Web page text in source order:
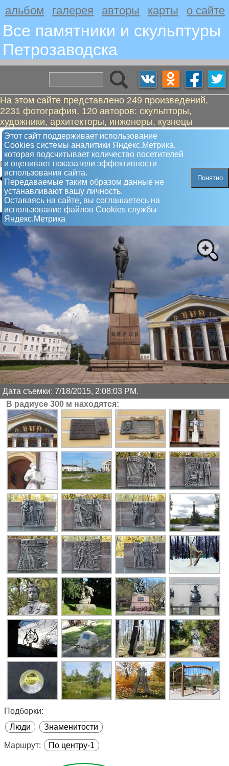
альбом галерея авторы карты о сайте
Все памятники и скульптуры
Петрозаводскa
На этом сайте представлено 249 произведений,
2231 фотография. 120 авторов: скульпторы,
художники, архитекторы, инженеры, кузнецы
Этот сайт поддерживает использование
Сookies системы аналитики Яндекс.Метрика,
которая подсчитывает количество посетителей
и оценивает показатели эффективности
использования сайта.
Передаваемые таким образом данные не
устанавливают вашу личность.
Оставаясь на сайте, вы соглашаетесь на
использование файлов Сookies службы
Яндекс.Метрика
Понятно
Киров Сергей Миронович в полный
рост
Памятник
Дата съемки: 7/18/2015, 2:08:03 PM.
В радиусе 300 м находятся:
Подборки:
Люди
Знаменитости
Маршрут: По центру-1